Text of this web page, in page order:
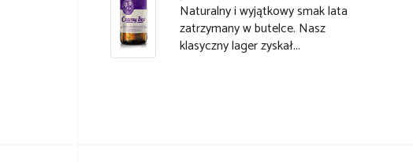
Naturalny i wyjątkowy smak lata
zatrzymany w butelce. Nasz
klasyczny lager zyskał...